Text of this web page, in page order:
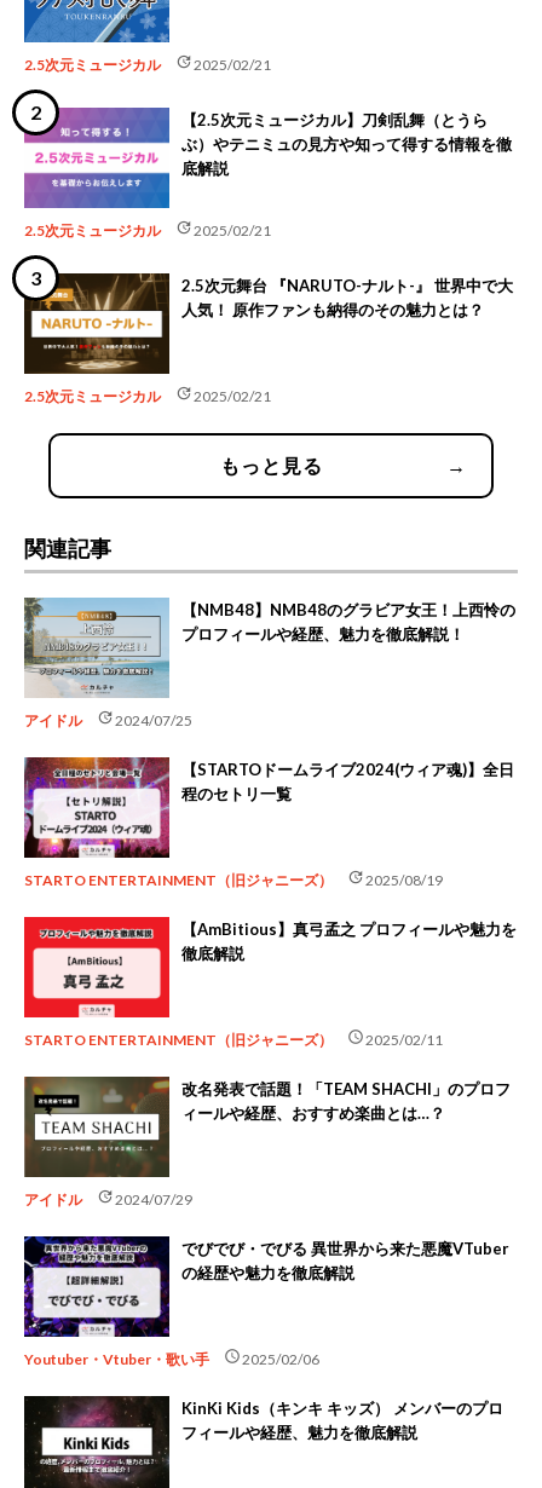
2.5次元ミュージカル update2025/02/21
【2.5次元ミュージカル】刀剣乱舞（とうら
ぶ）やテニミュの見方や知って得する情報を徹
底解説
2.5次元ミュージカル update2025/02/21
2.5次元舞台 『NARUTO-ナルト-』 世界中で大
人気！ 原作ファンも納得のその魅力とは？
2.5次元ミュージカル update2025/02/21
もっと見る →
関連記事
【NMB48】NMB48のグラビア女王！上西怜の
プロフィールや経歴、魅力を徹底解説！
アイドル update2024/07/25
【STARTOドームライブ2024(ウィア魂)】全日
程のセトリ一覧
STARTO ENTERTAINMENT（旧ジャニーズ） update2025/08/19
【AmBitious】真弓孟之 プロフィールや魅力を
徹底解説
STARTO ENTERTAINMENT（旧ジャニーズ） schedule2025/02/11
改名発表で話題！「TEAM SHACHI」のプロフ
ィールや経歴、おすすめ楽曲とは…？
アイドル update2024/07/29
でびでび・でびる 異世界から来た悪魔VTuber
の経歴や魅力を徹底解説
Youtuber・Vtuber・歌い手 schedule2025/02/06
KinKi Kids（キンキ キッズ） メンバーのプロ
フィールや経歴、魅力を徹底解説